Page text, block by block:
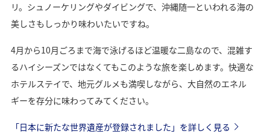
リ。シュノーケリングやダイビングで、沖縄随一といわれる海の
美しさもしっかり味わいたいですね。
4月から10月ごろまで海で泳げるほど温暖な二島なので、混雑す
るハイシーズンではなくてもこのような旅を楽しめます。快適な
ホテルステイで、地元グルメも満喫しながら、大自然のエネル
ギーを存分に味わってみてください。
「日本に新たな世界遺産が登録されました」を詳しく見る